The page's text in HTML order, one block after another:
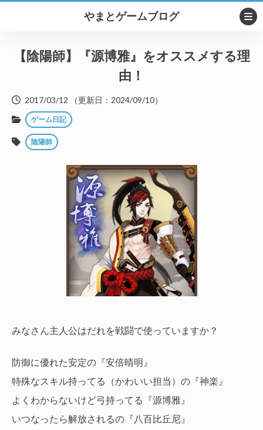
やまとゲームブログ
【陰陽師】『源博雅』をオススメする理
由！
2017/03/12 （更新日： 2024/09/10）
ゲーム日記
陰陽師
みなさん主人公はだれを戦闘で使っていますか？
防御に優れた安定の『安倍晴明』
特殊なスキル持ってる（かわいい担当）の『神楽』
よくわからないけど弓持ってる『源博雅』
いつなったら解放されるの『八百比丘尼』